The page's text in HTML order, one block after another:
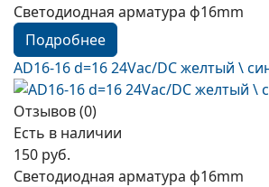
Светодиодная арматура ф16mm
Подробнее
AD16-16 d=16 24Vac/DC желтый \
Отзывов (0)
Есть в наличии
150 руб.
Светодиодная арматура ф16mm